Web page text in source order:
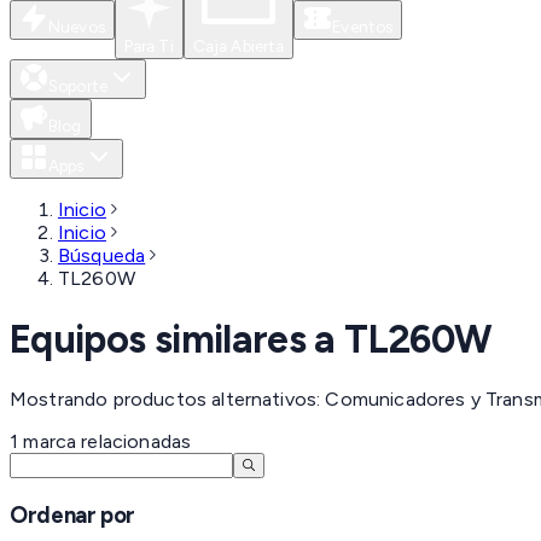
Inicio
Inicio
Búsqueda
TL260W
Equipos similares a TL260W
Mostrando productos alternativos: Comunicadores y
1 marca relacionadas
Ordenar por